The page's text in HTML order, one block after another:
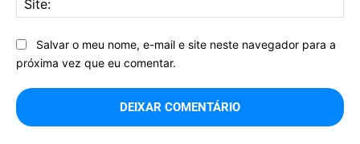
Salvar o meu nome, e-mail e site neste navegador para a
próxima vez que eu comentar.